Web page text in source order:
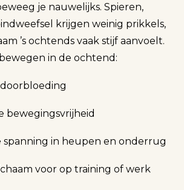
je nauwelijks. Spieren,
krijgen weinig prikkels,
’s ochtends vaak stijf aanvoelt.
in de ochtend:
bewegingsvrijheid
spanning in heupen en onderrug
voor op training of werk